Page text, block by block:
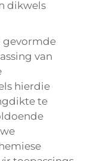
dikwels
gevormde
van
hierdie
te